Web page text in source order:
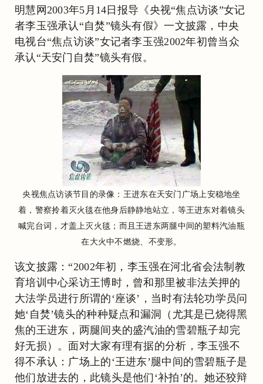
明慧网2003年5月14日报导《央视“焦点访谈”女记
者李玉强承认“自焚”镜头有假》一文披露，中央
电视台“焦点访谈”女记者李玉强2002年初曾当众
承认“天安门自焚”镜头有假。
央视焦点访谈节目的录像：王进东在天安门广场上安稳地坐
着，警察拎着灭火毯在他身后静静地站立，等王进东对着镜头
喊完台词，才盖上灭火毯；而且王进东两腿中间的塑料汽油瓶
在大火中不燃烧、不变形。
该文披露：“2002年初，李玉强在河北省会法制教
育培训中心采访王博时，曾和那里被非法关押的
大法学员进行所谓的‘座谈’，当时有法轮功学员问
她‘自焚’镜头的种种疑点和漏洞（尤其是已烧得黑
焦的王进东，两腿间夹的盛汽油的雪碧瓶子却完
好无损）。面对大家有理有据的分析，李玉强不
得不承认：广场上的‘王进东’腿中间的雪碧瓶子是
他们放进去的，此镜头是他们‘补拍’的。她还狡辩